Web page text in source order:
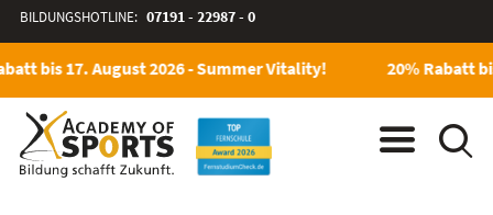
BILDUNGSHOTLINE: 07191 - 22987 - 0
bis 17. August 2026 - Summer Vitality! 20% Rabatt